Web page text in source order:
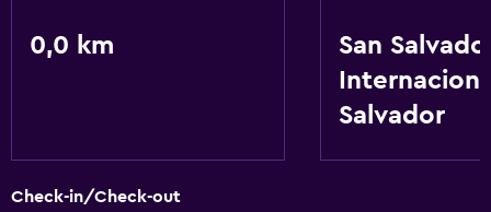
Salud y seguridad
Caja fuerte
0,0 km
San
Salvador
Check-in/Check-out